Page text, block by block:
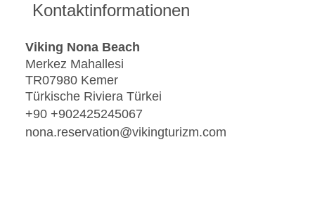
Kontaktinformationen
Viking Nona Beach
Merkez Mahallesi
TR07980 Kemer
Türkische Riviera Türkei
+90 +902425245067
nona.reservation@vikingturizm.com